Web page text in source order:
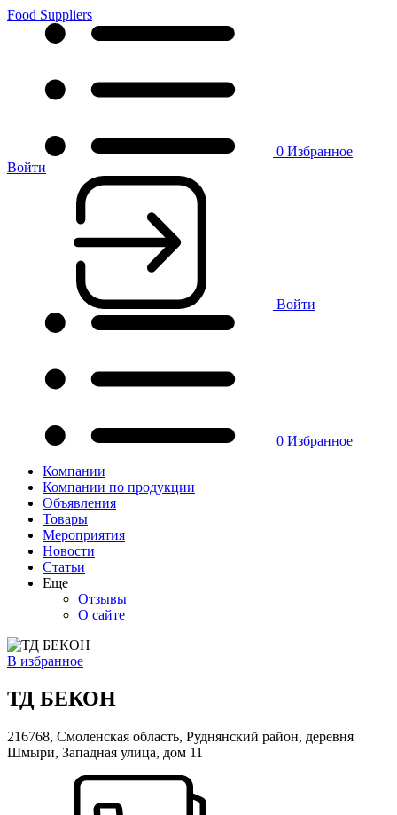
Food Suppliers
0 Избранное
Войти
Войти
0 Избранное
Компании
Компании по продукции
Объявления
Товары
Мероприятия
Новости
Статьи
Еще
Отзывы
О сайте
В избранное
ТД БЕКОН
216768, Смоленская область, Руднянский район, деревня
Шмыри, Западная улица, дом 11